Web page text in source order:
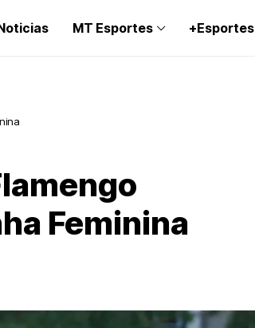
MT Esportes +Esportes
Feminina